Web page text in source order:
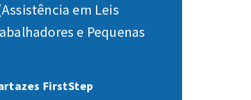
em Leis
e Pequenas
FirstStep